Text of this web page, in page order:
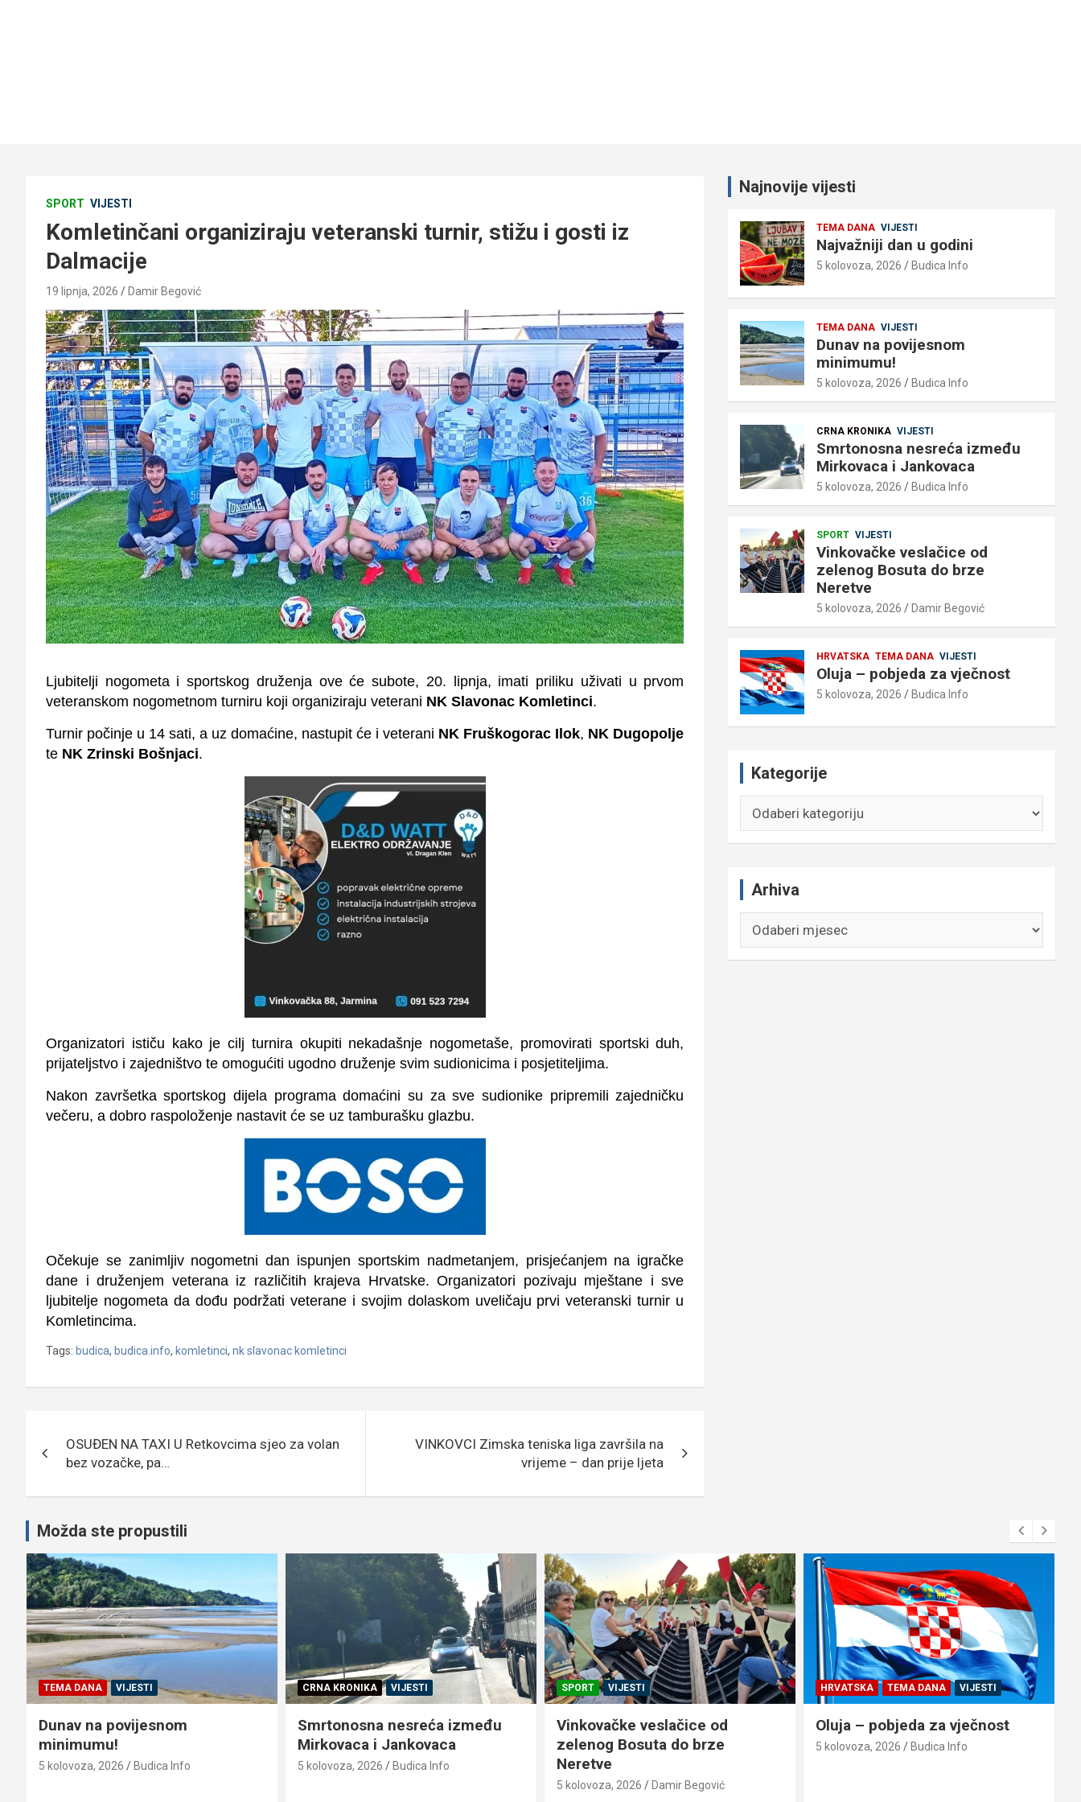
SPORT VIJESTI
Komletinčani organiziraju veteranski turnir, stižu i gosti iz
Dalmacije
19 lipnja, 2026 Damir Begović
Ljubitelji nogometa i sportskog druženja ove će subote, 20. lipnja, imati priliku uživati u prvom
veteranskom nogometnom turniru koji organiziraju veterani NK Slavonac Komletinci.
Turnir počinje u 14 sati, a uz domaćine, nastupit će i veterani NK Fruškogorac Ilok, NK Dugopolje
te NK Zrinski Bošnjaci.
Organizatori ističu kako je cilj turnira okupiti nekadašnje nogometaše, promovirati sportski duh,
prijateljstvo i zajedništvo te omogućiti ugodno druženje svim sudionicima i posjetiteljima.
Nakon završetka sportskog dijela programa domaćini su za sve sudionike pripremili zajedničku
večeru, a dobro raspoloženje nastavit će se uz tamburašku glazbu.
Očekuje se zanimljiv nogometni dan ispunjen sportskim nadmetanjem, prisjećanjem na igračke
dane i druženjem veterana iz različitih krajeva Hrvatske.Organizatori pozivaju mještane i sve
ljubitelje nogometa da dođu podržati veterane i svojim dolaskom uveličaju prvi veteranski turnir u
Komletincima.
Tags: budica, budica.info, komletinci, nk slavonac komletinci
objava
OSUĐEN NA TAXI U Retkovcima sjeo za volan
bez vozačke, pa…
VINKOVCI Zimska teniska liga završila na
vrijeme – dan prije ljeta
Najnovije vijesti
TEMA DANA VIJESTI
Najvažniji dan u godini
5 kolovoza, 2026 Budica Info
TEMA DANA VIJESTI
Dunav na povijesnom
minimumu!
5 kolovoza, 2026 Budica Info
CRNA KRONIKA VIJESTI
Smrtonosna nesreća između
Mirkovaca i Jankovaca
5 kolovoza, 2026 Budica Info
SPORT VIJESTI
Vinkovačke veslačice od
zelenog Bosuta do brze
Neretve
5 kolovoza, 2026 Damir Begović
HRVATSKA TEMA DANA VIJESTI
Oluja – pobjeda za vječnost
5 kolovoza, 2026 Budica Info
Kategorije
Arhiva
Možda ste propustili
TEMA DANA VIJESTI
Dunav na povijesnom
minimumu!
5 kolovoza, 2026 Budica Info
CRNA KRONIKA VIJESTI
Smrtonosna nesreća između
Mirkovaca i Jankovaca
5 kolovoza, 2026 Budica Info
SPORT VIJESTI
Vinkovačke veslačice od
zelenog Bosuta do brze
Neretve
5 kolovoza, 2026 Damir Begović
HRVATSKA TEMA DANA VIJESTI
Oluja – pobjeda za vječnost
5 kolovoza, 2026 Budica Info